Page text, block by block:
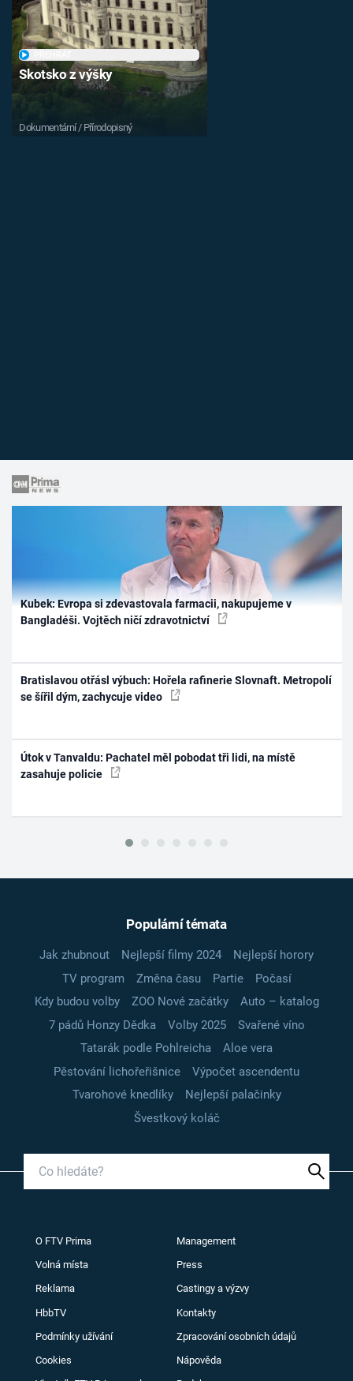
Skotsko z výšky
Dokumentární / Přírodopisný
Kubek: Evropa si zdevastovala farmacii, nakupujeme v
Bangladéši. Vojtěch ničí zdravotnictví
Bratislavou otřásl výbuch: Hořela rafinerie Slovnaft. Metropolí
se šířil dým, zachycuje video
Útok v Tanvaldu: Pachatel měl pobodat tři lidi, na místě
zasahuje policie
Populární témata
Jak zhubnout Nejlepší filmy 2024
Nejlepší horory
TV program
Změna času Partie
Počasí
Kdy budou volby
ZOO Nové začátky
Auto – katalog
7 pádů Honzy Dědka
Volby 2025
Svařené víno
Tatarák podle Pohlreicha
Aloe vera
Pěstování lichořeřišnice
Výpočet ascendentu
Tvarohové knedlíky
Nejlepší palačinky
Švestkový koláč
O FTV Prima Management
Volná místa Press
Reklama Castingy a výzvy
HbbTV Kontakty
Podmínky užívání Zpracování osobních údajů
Cookies Nápověda